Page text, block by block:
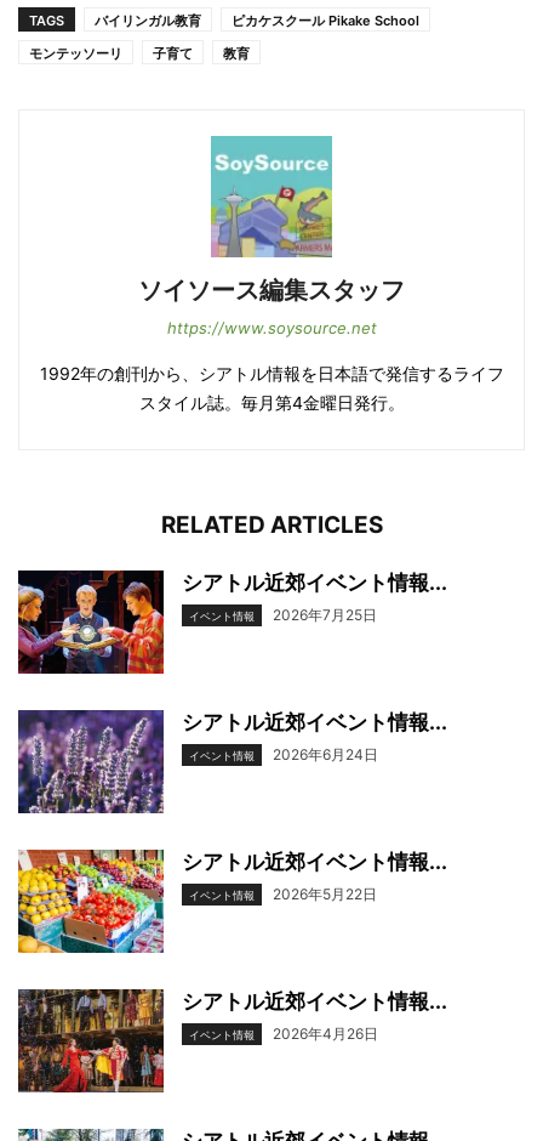
TAGS バイリンガル教育
ピカケスクール Pikake School
モンテッソーリ
子育て 教育
ソイソース編集スタッフ
https://www.soysource.net
1992年の創刊から、シアトル情報を日本語で発信するライフ
スタイル誌。毎月第4金曜日発行。
RELATED ARTICLES
シアトル近郊イベント情報...
イベント情報 2026年7月25日
シアトル近郊イベント情報...
イベント情報 2026年6月24日
シアトル近郊イベント情報...
イベント情報 2026年5月22日
シアトル近郊イベント情報...
イベント情報 2026年4月26日